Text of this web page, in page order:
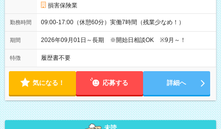
損害保険業
勤務時間 09:00-17:00（休憩60分）実働7時間（残業少なめ！）
期間 2026年09月01日～長期 ※開始日相談OK ※9月～！
特徴 履歴書不要
気になる！ 応募する 詳細へ